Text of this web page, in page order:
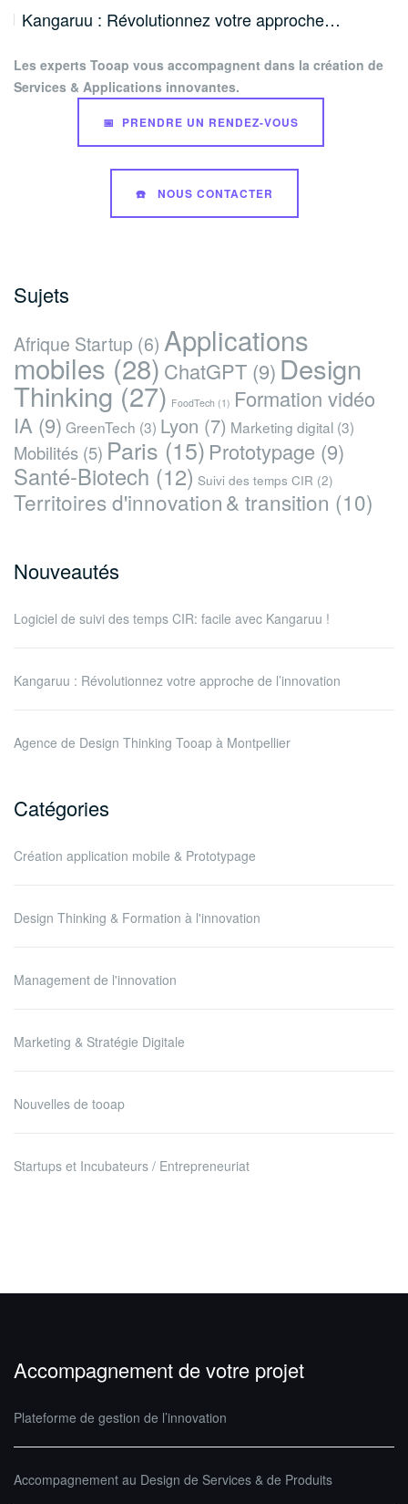
Kangaruu : Révolutionnez votre approche…
Les experts Tooap vous accompagnent dans la création de
Services & Applications innovantes.
📅 PRENDRE UN RENDEZ-VOUS
☎️ NOUS CONTACTER
Sujets
Afrique Startup (6) Applications
mobiles (28) ChatGPT (9) Design
Thinking(27) FoodTech (1) Formation vidéo
IA (9) GreenTech (3) Lyon (7) Marketing digital (3)
Mobilités (5) Paris (15) Prototypage (9)
Santé-Biotech (12) Suivi des temps CIR (2)
Territoires d'innovation & transition (10)
Nouveautés
Logiciel de suivi des temps CIR: facile avec Kangaruu !
Kangaruu : Révolutionnez votre approche de l’innovation
Agence de Design Thinking Tooap à Montpellier
Catégories
Création application mobile & Prototypage
Design Thinking & Formation à l'innovation
Management de l'innovation
Marketing & Stratégie Digitale
Nouvelles de tooap
Startups et Incubateurs / Entrepreneuriat
Accompagnement de votre projet
Plateforme de gestion de l’innovation
Accompagnement au Design de Services & de Produits